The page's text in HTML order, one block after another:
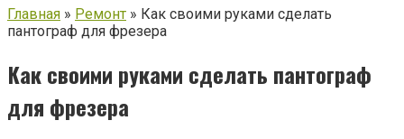
Главная » Ремонт » Как своими руками сделать
пантограф для фрезера
Как своими руками сделать пантограф
для фрезера